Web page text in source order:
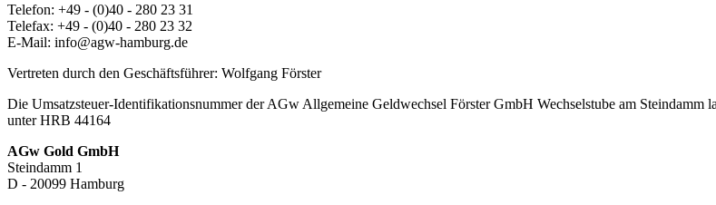
Telefon: +49 - (0)40 - 280 23 31
Telefax: +49 - (0)40 - 280 23 32
E-Mail: info@agw-hamburg.de
Vertreten durch den Geschäftsführer: Wolfgang Förster
Die Umsatzsteuer-Identifikationsnummer der AGw Allgemeine Geldwechsel Förster GmbH Wechselstube am
unter HRB 44164
AGw Gold GmbH
Steindamm 1
D - 20099 Hamburg